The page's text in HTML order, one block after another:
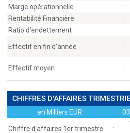
Marge opérationnelle :
Rentabilité Financière
:
Ratio d'endettement
:
Effectif en fin d'année :
Effectif moyen :
CHIFFRES D'AFFAIRES
en Milliers EUR
Chiffre d'affaires 1er trimestre :